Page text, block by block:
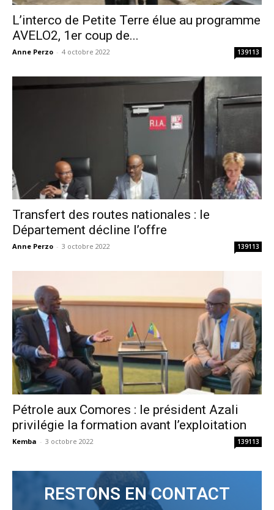
L’interco de Petite Terre élue au programme
AVELO2, 1er coup de...
Anne Perzo - 4 octobre 2022 139113
Transfert des routes nationales : le
Département décline l’offre
Anne Perzo - 3 octobre 2022 139113
Pétrole aux Comores : le président Azali
privilégie la formation avant l’exploitation
Kemba - 3 octobre 2022 139113
RESTONS EN CONTACT